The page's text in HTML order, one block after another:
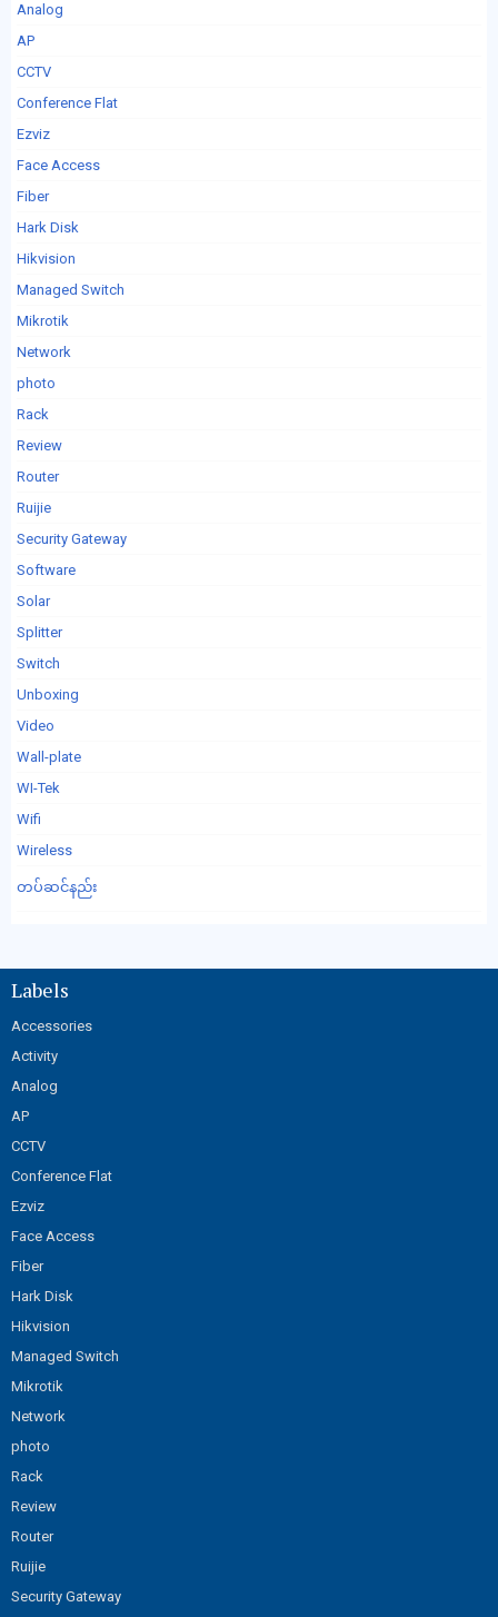
Analog
AP
CCTV
Conference Flat
Ezviz
Face Access
Fiber
Hark Disk
Hikvision
Managed Switch
Mikrotik
Network
photo
Rack
Review
Router
Ruijie
Security Gateway
Software
Solar
Splitter
Switch
Unboxing
Video
Wall-plate
WI-Tek
Wifi
Wireless
တပ်ဆင်နည်း
Labels
Accessories
Activity
Analog
AP
CCTV
Conference Flat
Ezviz
Face Access
Fiber
Hark Disk
Hikvision
Managed Switch
Mikrotik
Network
photo
Rack
Review
Router
Ruijie
Security Gateway